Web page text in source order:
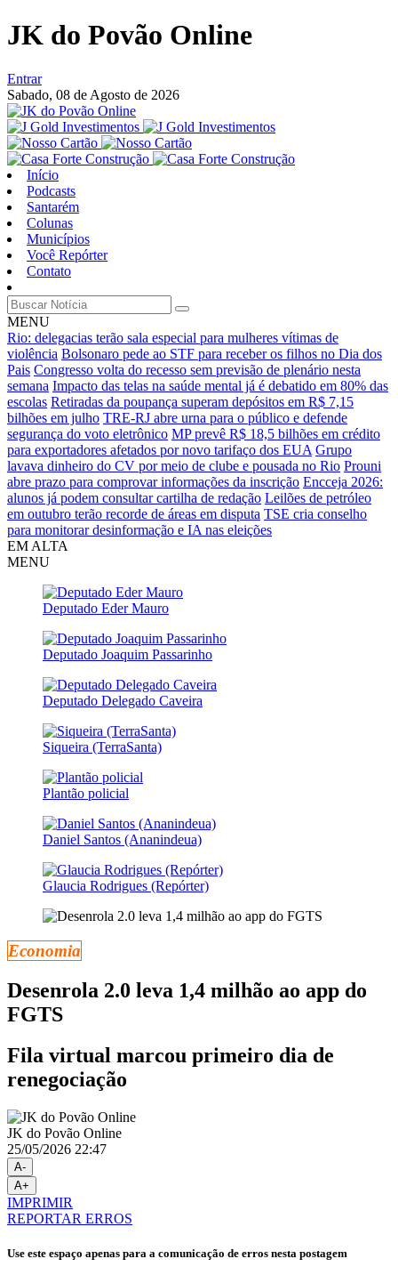
JK do Povão Online
Entrar
Sabado, 08 de Agosto de 2026
Início
Podcasts
Santarém
Colunas
Municípios
Você Repórter
Contato
MENU
Rio: delegacias terão sala especial para mulheres vítimas de
violência Bolsonaro pede ao STF para receber os filhos no Dia dos
Pais Congresso volta do recesso sem previsão de plenário nesta
semana Impacto das telas na saúde mental já é debatido em 80% das
escolas Retiradas da poupança superam depósitos em R$ 7,15
bilhões em julho TRE-RJ abre urna para o público e defende
segurança do voto eletrônico MP prevê R$ 18,5 bilhões em crédito
para exportadores afetados por novo tarifaço dos EUA Grupo
lavava dinheiro do CV por meio de clube e pousada no Rio Prouni
abre prazo para comprovar informações da inscrição Encceja 2026:
alunos já podem consultar cartilha de redação Leilões de petróleo
em outubro terão recorde de áreas em disputa TSE cria conselho
para monitorar desinformação e IA nas eleições
EM ALTA
MENU
Deputado Eder Mauro
Deputado Joaquim Passarinho
Deputado Delegado Caveira
Siqueira (TerraSanta)
Plantão policial
Daniel Santos (Ananindeua)
Glaucia Rodrigues (Repórter)
Economia
Desenrola 2.0 leva 1,4 milhão ao app do
FGTS
Fila virtual marcou primeiro dia de
renegociação
JK do Povão Online
25/05/2026 22:47
A-
A+
IMPRIMIR
REPORTAR ERROS
Use este espaço apenas para a comunicação de erros nesta postagem